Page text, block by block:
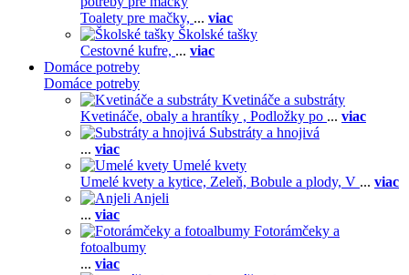
Toalety pre mačky, ... viac
Školské tašky
Cestovné kufre, ... viac
Domáce potreby
Domáce potreby
Kvetináče a substráty
Kvetináče, obaly a hrantíky , Podložky po ... viac
Substráty a hnojivá
... viac
Umelé kvety
Umelé kvety a kytice, Zeleň, Bobule a plody, V ... viac
Anjeli
... viac
Fotorámčeky a
fotoalbumy
... viac